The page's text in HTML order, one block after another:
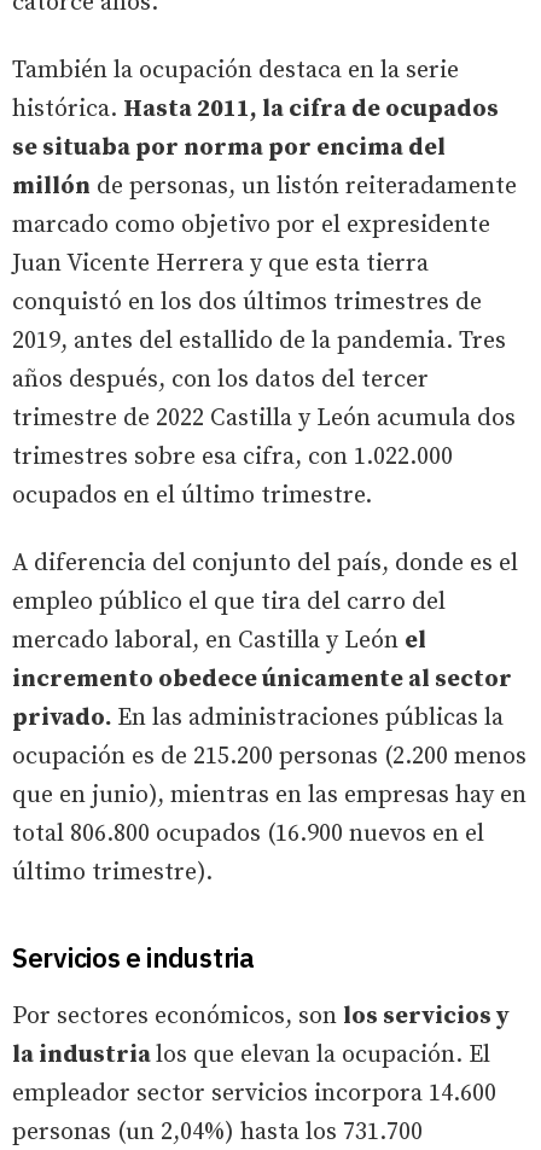
También la ocupación destaca en la serie
histórica. Hasta 2011, la cifra de ocupados
se situaba por norma por encima del
millón de personas, un listón reiteradamente
marcado como objetivo por el expresidente
Juan Vicente Herrera y que esta tierra
conquistó en los dos últimos trimestres de
2019, antes del estallido de la pandemia. Tres
años después, con los datos del tercer
trimestre de 2022 Castilla y León acumula dos
trimestres sobre esa cifra, con 1.022.000
ocupados en el último trimestre.
A diferencia del conjunto del país, donde es el
empleo público el que tira del carro del
mercado laboral, en Castilla y León el
incremento obedece únicamente al sector
privado. En las administraciones públicas la
ocupación es de 215.200 personas (2.200 menos
que en junio), mientras en las empresas hay en
total 806.800 ocupados (16.900 nuevos en el
último trimestre).
Servicios e industria
Por sectores económicos, son los servicios y
la industrialos que elevan la ocupación. El
empleador sector servicios incorpora 14.600
personas (un 2,04%) hasta los 731.700